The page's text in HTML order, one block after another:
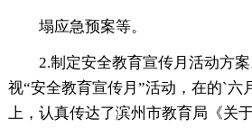
塌应急预案等。
2.制定安全教育宣传月活动方
视“安全教育宣传月”活动，在的`六
上，认真传达了滨州市教育局《关